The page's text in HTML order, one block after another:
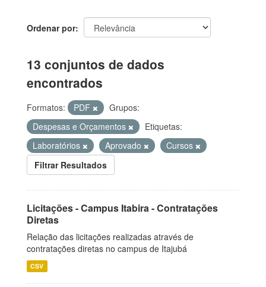
Ordenar por
13 conjuntos de dados
encontrados
Formatos: PDF
Grupos:
Despesas e Orçamentos
Etiquetas:
Laboratórios
Aprovado
Cursos
Filtrar Resultados
Licitações - Campus Itabira - Contratações
Diretas
Relação das licitações realizadas através de
contratações diretas no campus de Itajubá
CSV